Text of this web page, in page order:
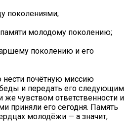
поколениями;
памяти молодому поколению;
поколению и его
почётную миссию
и передать его следующим
же чувством ответственности и
приняли его сегодня. Память
молодёжи — а значит,